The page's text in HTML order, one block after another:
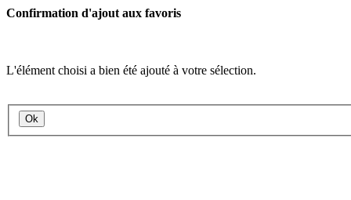
Confirmation d'ajout aux favoris
L'élément choisi a bien été ajouté à votre sélection.